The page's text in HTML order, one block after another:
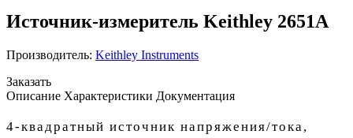
Источник-измеритель Keithley 2651A
Производитель: Keithley Instruments
Заказать
Описание Характеристики Документация
4-квадратный источник напряжения/тока,